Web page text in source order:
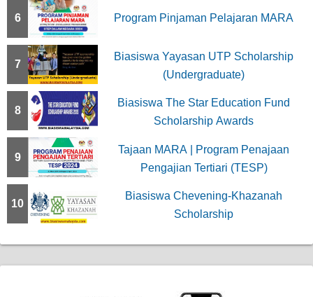
6 Program Pinjaman Pelajaran MARA
7
Biasiswa Yayasan UTP Scholarship
(Undergraduate)
8
Biasiswa The Star Education Fund
Scholarship Awards
9
Tajaan MARA | Program Penajaan
Pengajian Tertiari (TESP)
10
Biasiswa Chevening-Khazanah
Scholarship